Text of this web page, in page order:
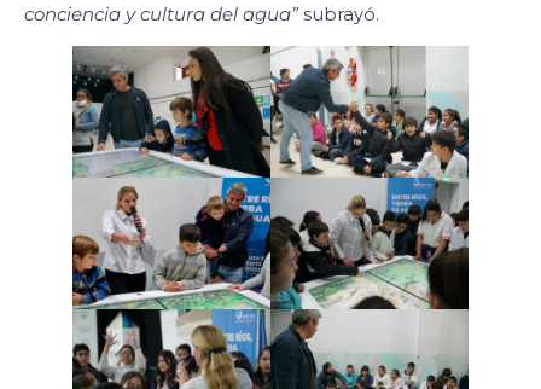
conciencia y cultura del agua”subrayó.